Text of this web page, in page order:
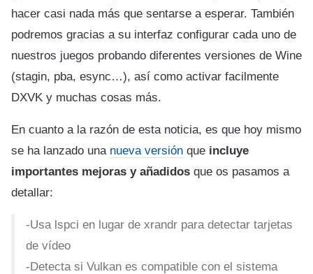
hacer casi nada más que sentarse a esperar. También
podremos gracias a su interfaz configurar cada uno de
nuestros juegos probando diferentes versiones de Wine
(stagin, pba, esync…), así como activar facilmente
DXVK y muchas cosas más.
En cuanto a la razón de esta noticia, es que hoy mismo
se ha lanzado una nueva versión que incluye
importantes mejoras y añadidos que os pasamos a
detallar:
-Usa lspci en lugar de xrandr para detectar tarjetas
de vídeo
-Detecta si Vulkan es compatible con el sistema